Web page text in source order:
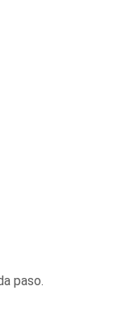
paso.